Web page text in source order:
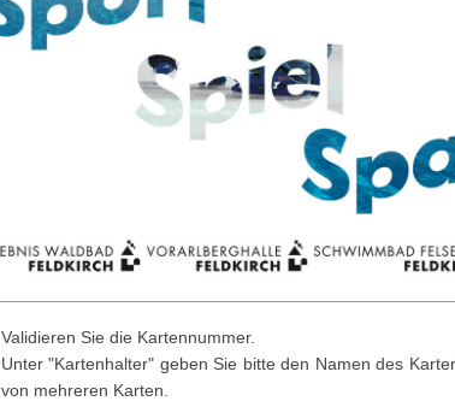
Validieren Sie die Kartennummer.
Unter "Kartenhalter" geben Sie bitte den Namen des
von mehreren Karten.